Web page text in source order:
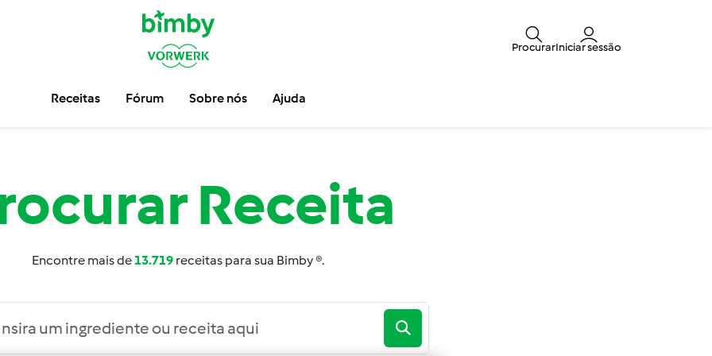
ProcurarIniciar sessão
Receitas Fórum Sobre nós Ajuda
Receita
Encontre mais de13.719 receitas para sua Bimby ®.